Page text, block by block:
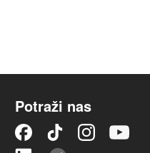
Potraži nas